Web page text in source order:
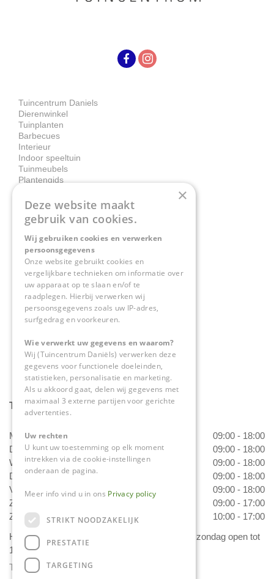
Tuincentrum Daniels
Dierenwinkel
Tuinplanten
Barbecues
Interieur
Indoor speeltuin
Tuinmeubels
Plantengids
Contact
Tuincentrum Daniëls
Herkenbosserweg 4
6063 NL Vlodrop
0475-534298
info@tuincentrumdaniels.nl
Tuincentrum Daniëls
Maandag
09:00 - 18:00
Dinsdag
09:00 - 18:00
Woensdag
09:00 - 18:00
Donderdag
09:00 - 18:00
Vrijdag
09:00 - 18:00
Zaterdag
09:00 - 17:00
Zondag
10:00 - 17:00
Het 'Bloemetje van Daniëls' is van dinsdag t/m zondag open tot
17.00 uur!
Toon alle openingstijden
×
Deze website maakt
gebruik van cookies.
Wij gebruiken cookies en verwerken
persoonsgegevens
Onze website gebruikt cookies en
vergelijkbare technieken om informatie over
uw apparaat op te slaan en/of te
raadplegen. Hierbij verwerken wij
persoonsgegevens zoals uw IP-adres,
surfgedrag en voorkeuren.
Wie verwerkt uw gegevens en waarom?
Wij (Tuincentrum Daniëls) verwerken deze
gegevens voor functionele doeleinden,
statistieken, personalisatie en marketing.
Als u akkoord gaat, delen wij gegevens met
maximaal 3 externe partijen voor gerichte
advertenties.
Uw rechten
U kunt uw toestemming op elk moment
intrekken via de cookie-instellingen
onderaan de pagina.
Meer info vind u in ons Privacy policy
STRIKT NOODZAKELIJK
PRESTATIE
TARGETING